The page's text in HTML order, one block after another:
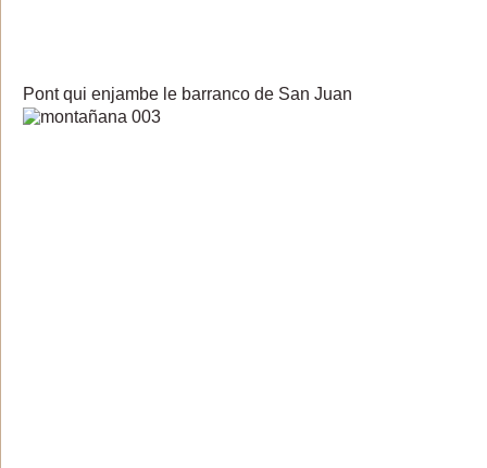
Pont qui enjambe le barranco de San Juan